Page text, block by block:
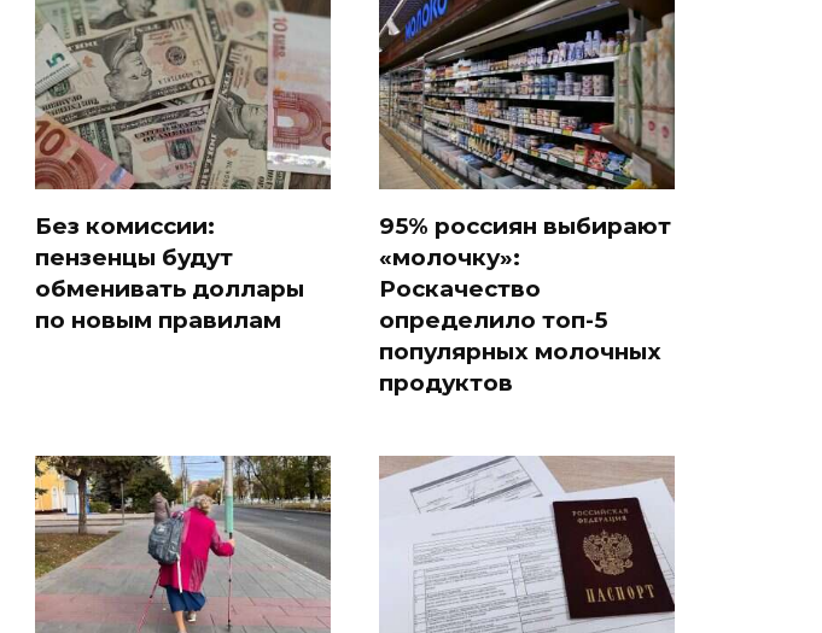
Без комиссии:
пензенцы будут
обменивать доллары
по новым правилам
95% россиян выбирают
«молочку»:
Роскачество
определило топ-5
популярных молочных
продуктов